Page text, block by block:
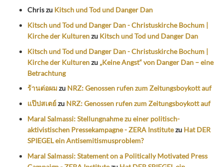
Chriszu Kitsch und Tod und Danger Dan
Kitsch und Tod und Danger Dan - Christuskirche Bochum |
Kirche der Kulturenzu Kitsch und Tod und Danger Dan
Kitsch und Tod und Danger Dan - Christuskirche Bochum |
Kirche der Kulturenzu „Keine Angst“ von Danger Dan – eine
Betrachtung
ร้านต่อผมzu NRZ: Genossen rufen zum Zeitungsboykott auf
แป๊ปสเตย์zu NRZ: Genossen rufen zum Zeitungsboykott auf
Maral Salmassi: Stellungnahme zu einer politisch-
aktivistischen Pressekampagne - ZERA Institutezu Hat DER
SPIEGEL ein Antisemitismusproblem?
Maral Salmassi: Statement on a Politically Motivated Press